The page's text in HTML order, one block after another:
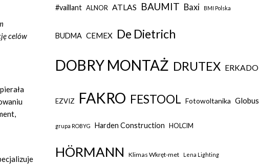
celów
#vaillant ALNOR ATLAS BAUMIT Baxi BMI Polska
BUDMA CEMEX De Dietrich
DOBRY MONTAŻ DRUTEX ERKADO
EZVIZ FAKRO FESTOOL Fotowoltanika Globus
grupa ROBYG Harden Construction HOLCIM
HÖRMANN Klimas Wkręt-met Lena Lighting